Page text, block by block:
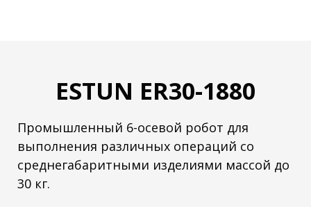
ESTUN ER30-1880
Промышленный 6-осевой робот для
выполнения различных операций со
среднегабаритными изделиями массой до
30 кг.